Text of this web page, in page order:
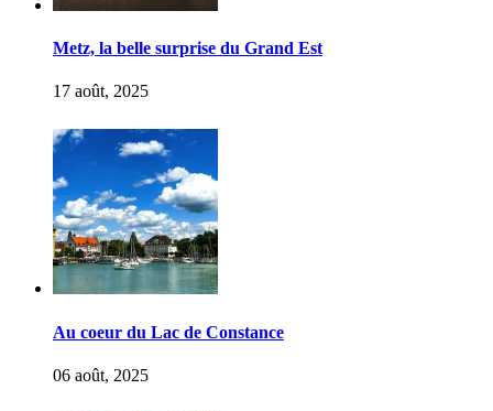
Metz, la belle surprise du Grand Est
17 août, 2025
Au coeur du Lac de Constance
06 août, 2025